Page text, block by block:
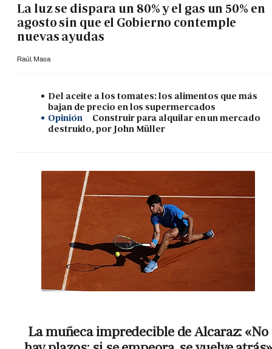
La luz se dispara un 80% y el gas un 50% en
agosto sin que el Gobierno contemple
nuevas ayudas
Raúl Masa
Del aceite a los tomates: los alimentos que más
bajan de precio en los supermercados
Opinión
Construir para alquilar en un mercado
destruido, por John Müller
La muñeca impredecible de Alcaraz: «No